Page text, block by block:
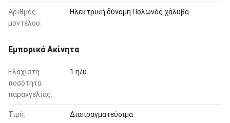
Αριθμός
μοντέλου:
Ηλεκτρική δύναμη Πολωνός χάλυβα
Εμπορικά Ακίνητα
Ελάχιστη
ποσότητα
παραγγελίας:
1 η/υ
Τιμή: Διαπραγματεύσιμα